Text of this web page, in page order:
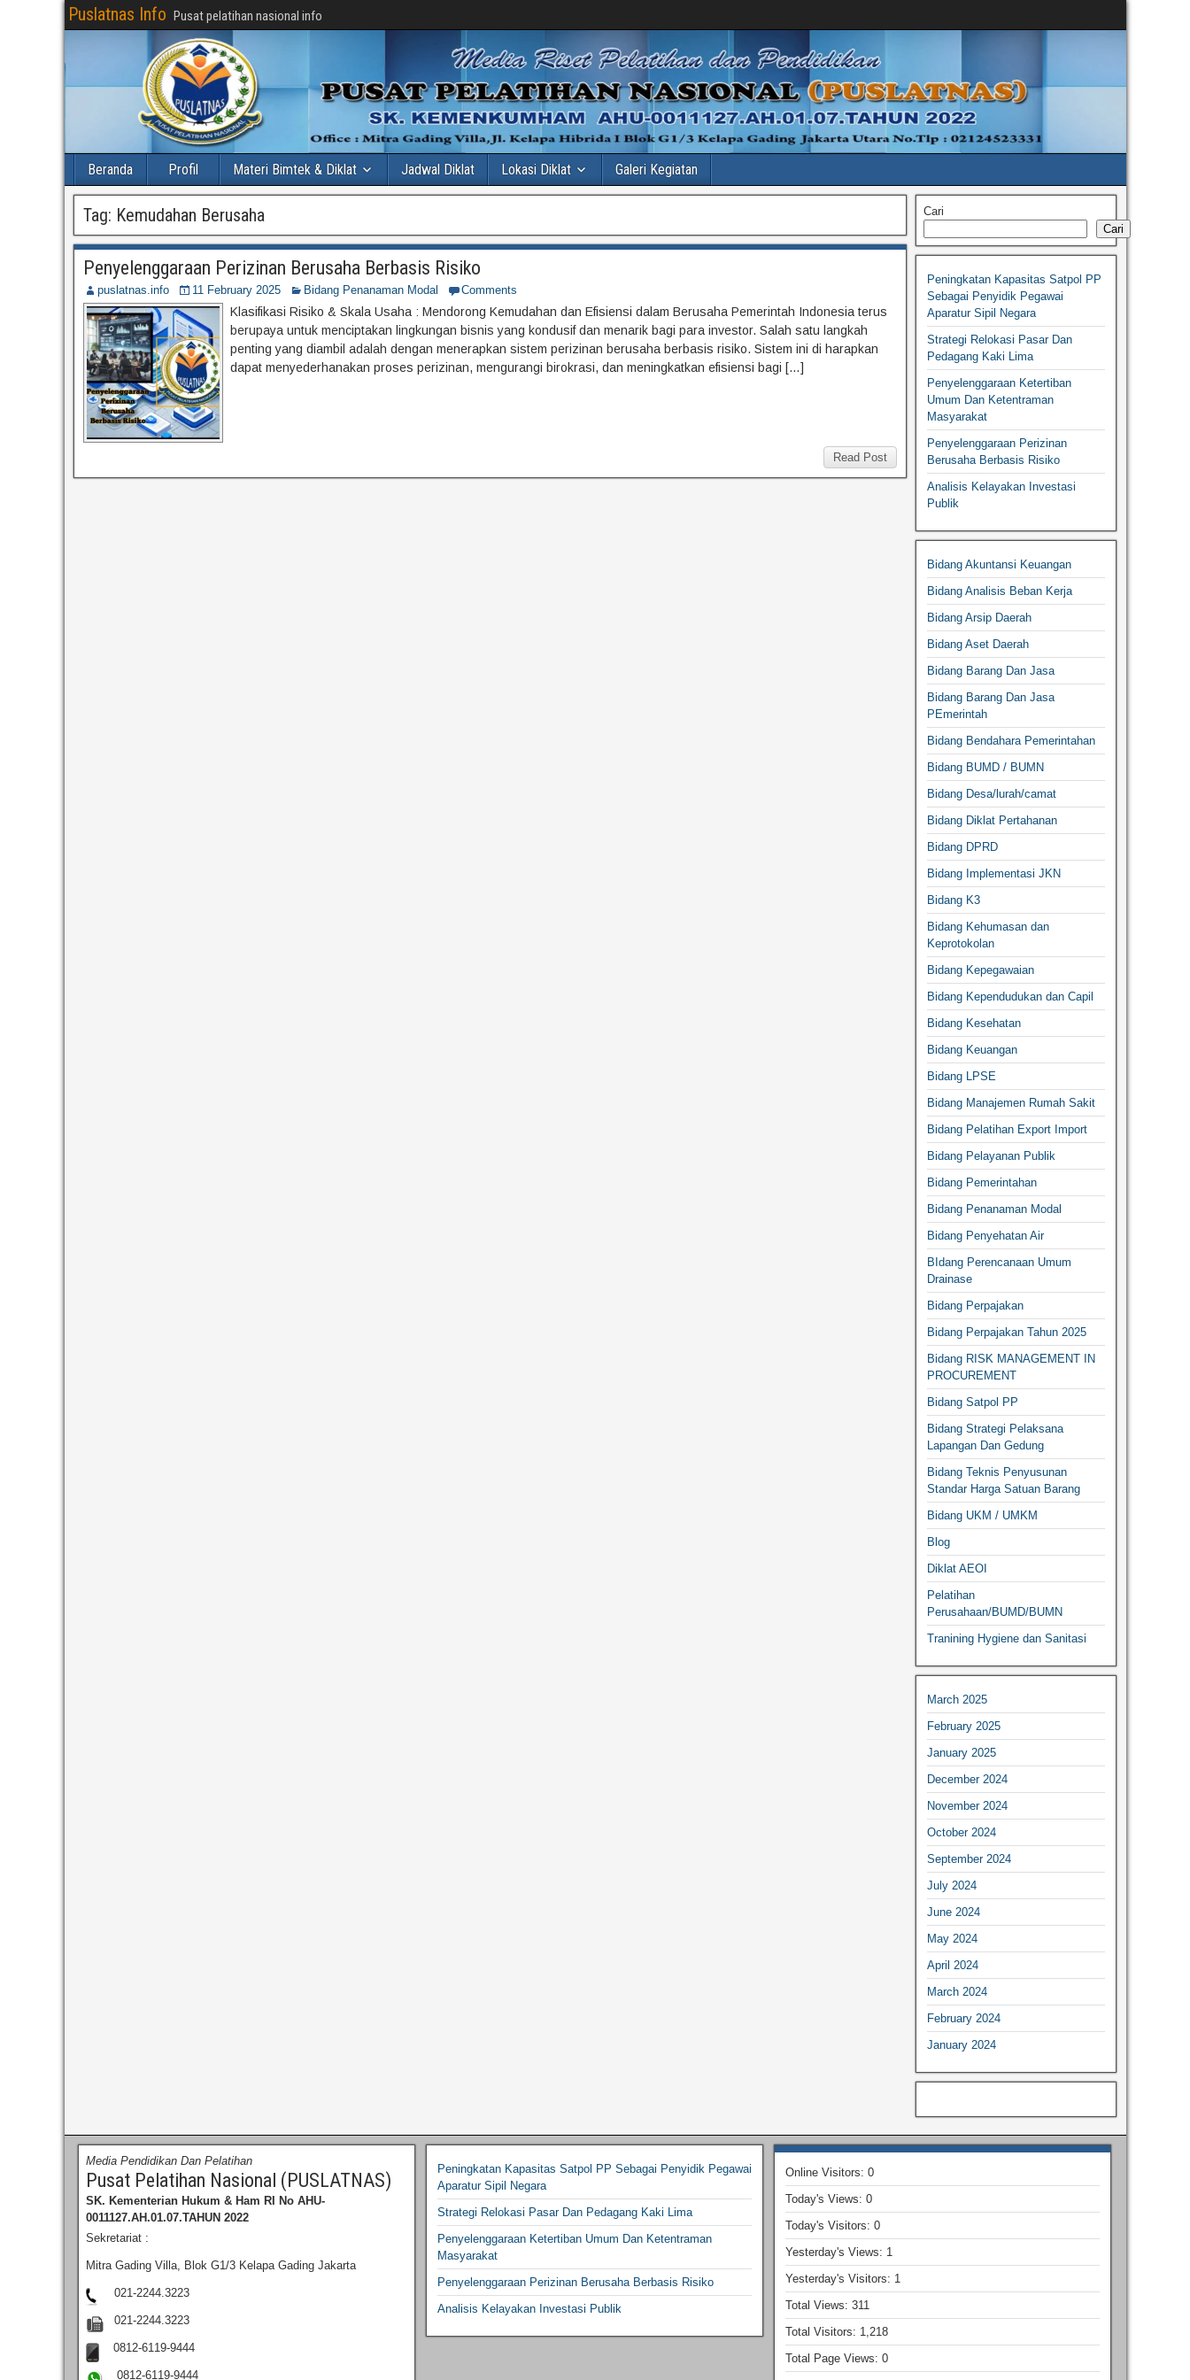
Puslatnas Info Pusat pelatihan nasional info
Beranda Profil Materi Bimtek & Diklat Jadwal Diklat Lokasi Diklat Galeri Kegiatan
Tag: Kemudahan Berusaha
Penyelenggaraan Perizinan Berusaha Berbasis Risiko
puslatnas.info 11 February 2025 Bidang Penanaman Modal Comments
Klasifikasi Risiko & Skala Usaha : Mendorong Kemudahan dan Efisiensi dalam Berusaha Pemerintah Indonesia terus
berupaya untuk menciptakan lingkungan bisnis yang kondusif dan menarik bagi para investor. Salah satu langkah
penting yang diambil adalah dengan menerapkan sistem perizinan berusaha berbasis risiko. Sistem ini di harapkan
dapat menyederhanakan proses perizinan, mengurangi birokrasi, dan meningkatkan efisiensi bagi […]
Read Post
Cari
Cari
Peningkatan Kapasitas Satpol PP
Sebagai Penyidik Pegawai
Aparatur Sipil Negara
Strategi Relokasi Pasar Dan
Pedagang Kaki Lima
Penyelenggaraan Ketertiban
Umum Dan Ketentraman
Masyarakat
Penyelenggaraan Perizinan
Berusaha Berbasis Risiko
Analisis Kelayakan Investasi
Publik
Bidang Akuntansi Keuangan
Bidang Analisis Beban Kerja
Bidang Arsip Daerah
Bidang Aset Daerah
Bidang Barang Dan Jasa
Bidang Barang Dan Jasa
PEmerintah
Bidang Bendahara Pemerintahan
Bidang BUMD / BUMN
Bidang Desa/lurah/camat
Bidang Diklat Pertahanan
Bidang DPRD
Bidang Implementasi JKN
Bidang K3
Bidang Kehumasan dan
Keprotokolan
Bidang Kepegawaian
Bidang Kependudukan dan Capil
Bidang Kesehatan
Bidang Keuangan
Bidang LPSE
Bidang Manajemen Rumah Sakit
Bidang Pelatihan Export Import
Bidang Pelayanan Publik
Bidang Pemerintahan
Bidang Penanaman Modal
Bidang Penyehatan Air
BIdang Perencanaan Umum
Drainase
Bidang Perpajakan
Bidang Perpajakan Tahun 2025
Bidang RISK MANAGEMENT IN
PROCUREMENT
Bidang Satpol PP
Bidang Strategi Pelaksana
Lapangan Dan Gedung
Bidang Teknis Penyusunan
Standar Harga Satuan Barang
Bidang UKM / UMKM
Blog
Diklat AEOI
Pelatihan
Perusahaan/BUMD/BUMN
Tranining Hygiene dan Sanitasi
March 2025
February 2025
January 2025
December 2024
November 2024
October 2024
September 2024
July 2024
June 2024
May 2024
April 2024
March 2024
February 2024
January 2024
Media Pendidikan Dan Pelatihan
Pusat Pelatihan Nasional (PUSLATNAS)
SK. Kementerian Hukum & Ham RI
No AHU-
0011127.AH.01.07.TAHUN 2022
Sekretariat :
Mitra Gading Villa, Blok G1/3 Kelapa Gading Jakarta
021-2244.3223
021-2244.3223
0812-6119-9444
0812-6119-9444
Peningkatan Kapasitas Satpol PP Sebagai Penyidik Pegawai
Aparatur Sipil Negara
Strategi Relokasi Pasar Dan Pedagang Kaki Lima
Penyelenggaraan Ketertiban Umum Dan Ketentraman
Masyarakat
Penyelenggaraan Perizinan Berusaha Berbasis Risiko
Analisis Kelayakan Investasi Publik
Online Visitors:0
Today's Views:0
Today's Visitors:0
Yesterday's Views: 1
Yesterday's Visitors: 1
Total Views:311
Total Visitors: 1,218
Total Page Views:0